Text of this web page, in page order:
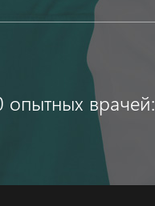
опытных врачей: